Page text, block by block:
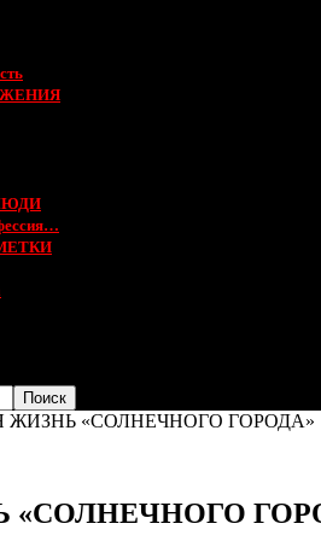
ЖИЗНЬ «СОЛНЕЧНОГО ГОРОДА»
«СОЛНЕЧНОГО